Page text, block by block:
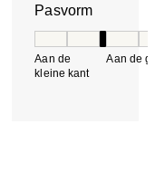
Pasvorm
Aan de
kleine kant
Aan de